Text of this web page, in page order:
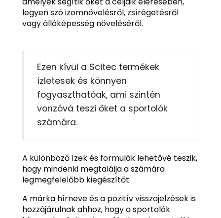
legyen szó izomnövelésről, zsírégetésről
vagy állóképesség növeléséről.
Ezen kívül a Scitec termékek
ízletesek és könnyen
fogyaszthatóak, ami szintén
vonzóvá teszi őket a sportolók
számára.
A különböző ízek és formulák lehetővé teszik,
hogy mindenki megtalálja a számára
legmegfelelőbb kiegészítőt.
A márka hírneve és a pozitív visszajelzések is
hozzájárulnak ahhoz, hogy a sportolók